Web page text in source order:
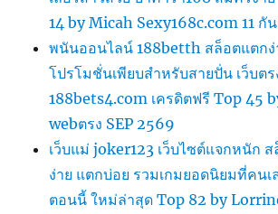
14 by Micah Sexy168c.com 11 กั
พนันออนไลน์ 188betth สล็อตแตก
โปรโมชั่นเพียบสำหรับสายปั่น เว็บตร
188bets4.com เครดิตฟรี Top 45
webตรง SEP 2569
เว็บแม่ joker123 เว็บไซต์แจกหนัก ส
ง่าย แตกบ่อย รวมเกมยอดนิยมที่คนเ
ตอนนี้ ใหม่ล่าสุด Top 82 by